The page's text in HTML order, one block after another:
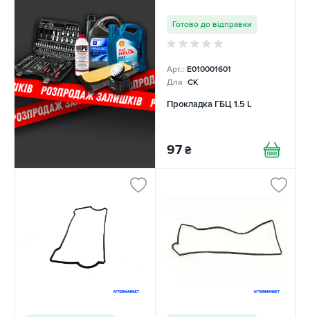
Готово до відправки
Арт.: E010001601
Для CK
Прокладка ГБЦ 1.5 L
97 ₴